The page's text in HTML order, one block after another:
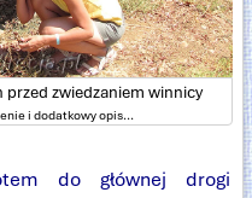
zwiedzaniem winnicy
i dodatkowy opis...
do głównej drogi